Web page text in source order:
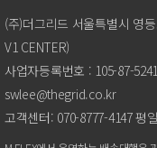
(주)더그리드서울특별시영
V1CENTER)
사업자등록번호:105-87-
swlee@thegrid.co.kr
고객센터:070-8777-4147평